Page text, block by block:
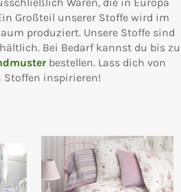
Großteil unserer Stoffe wird im
produziert. Unsere Stoffe sind
Bei Bedarf kannst du bis zu
bestellen. Lass dich von
Stoffen inspirieren!